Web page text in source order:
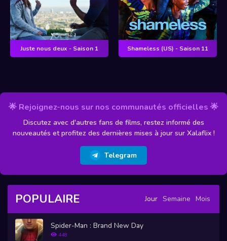
Juste nous deux - Saison 1 Shameless (US) - Saison 11
🌟 Rejoignez-nous sur nos communautés officielles 🌟
Discutez avec d'autres fans de films, restez informé des
nouveautés et profitez des dernières mises à jour sur Xalaflix !
Telegram
POPULAIRE Jour Semaine Mois
Spider-Man : Brand New Day
448